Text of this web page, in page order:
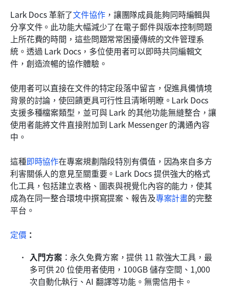
Lark Docs 革新了文件協作，讓團隊成員能夠同時編輯與
分享文件。此功能大幅減少了在電子郵件與版本控制問題
上所花費的時間，這些問題常常困擾傳統的文件管理系
統。透過 Lark Docs，多位使用者可以即時共同編輯文
件，創造流暢的協作體驗。
使用者可以直接在文件的特定段落中留言，促進具備情境
背景的討論，使回饋更具可行性且清晰明瞭。Lark Docs
支援多種檔案類型，並可與 Lark 的其他功能無縫整合，讓
使用者能將文件直接附加到 Lark Messenger 的溝通內容
中。
這種即時協作在專案規劃階段特別有價值，因為來自多方
利害關係人的意見至關重要。Lark Docs 提供強大的格式
化工具，包括建立表格、圖表與視覺化內容的能力，使其
成為在同一整合環境中撰寫提案、報告及專案計畫的完整
平台。
定價：
入門方案：永久免費方案，提供 11 款強大工具，最
多可供 20 位使用者使用，100GB 儲存空間、1,000
次自動化執行、AI 翻譯等功能。無需信用卡。